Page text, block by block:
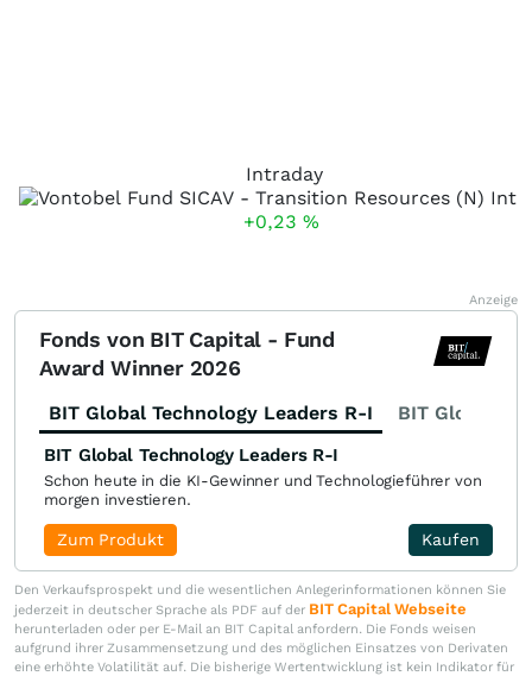
Intraday
+0,23 %
Anzeige
Fonds von BIT Capital - Fund
Award Winner 2026
BIT Global Technology Leaders R-I BIT Global
BIT Global Technology Leaders R-I
Schon heute in die KI-Gewinner und Technologieführer von
morgen investieren.
Kaufen
Zum Produkt
Den Verkaufsprospekt und die wesentlichen Anlegerinformationen können Sie
jederzeit in deutscher Sprache als PDF auf der BIT Capital Webseite
herunterladen oder per E-Mail an BIT Capital anfordern. Die Fonds weisen
aufgrund ihrer Zusammensetzung und des möglichen Einsatzes von Derivaten
eine erhöhte Volatilität auf. Die bisherige Wertentwicklung ist kein Indikator für